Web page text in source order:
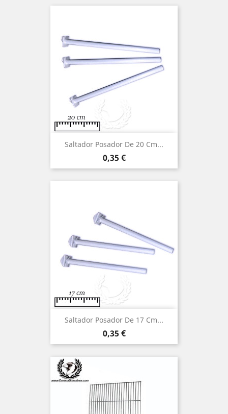
Saltador Posador De 20 Cm...
Precio
0,35 €
Saltador Posador De 17 Cm...
Precio
0,35 €